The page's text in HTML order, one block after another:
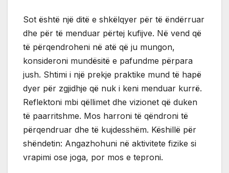
Sot është një ditë e shkëlqyer për të ëndërruar
dhe për të menduar përtej kufijve. Në vend që
të përqendroheni në atë që ju mungon,
konsideroni mundësitë e pafundme përpara
jush. Shtimi i një prekje praktike mund të hapë
dyer për zgjidhje që nuk i keni menduar kurrë.
Reflektoni mbi qëllimet dhe vizionet që duken
të paarritshme. Mos harroni të qëndroni të
përqendruar dhe të kujdesshëm. Këshillë për
shëndetin: Angazhohuni në aktivitete fizike si
vrapimi ose joga, por mos e teproni.